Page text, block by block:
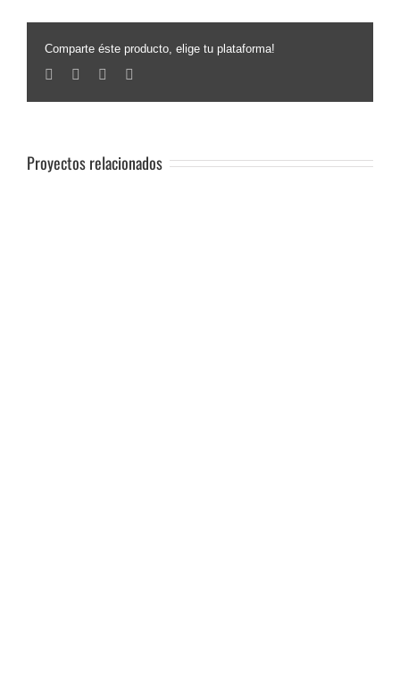
Comparte éste producto, elige tu plataforma!
Facebook
TwitterLinkedin
Proyectos relacionados